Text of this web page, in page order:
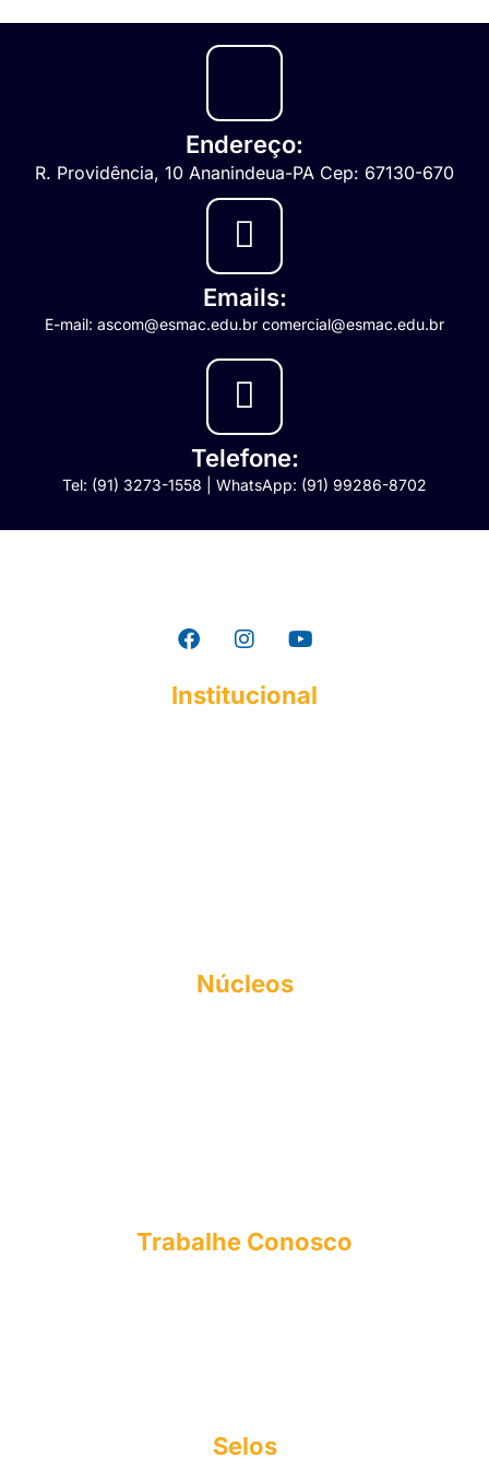
Endereço:
R. Providência, 10 Ananindeua-PA Cep: 67130-670
Emails:
E-mail: ascom@esmac.edu.br comercial@esmac.edu.br
Telefone:
Tel: (91) 3273-1558 | WhatsApp: (91) 99286-8702
Institucional
Núcleos
Trabalhe Conosco
Selos